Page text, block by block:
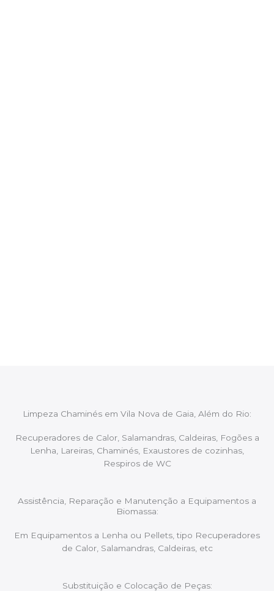
Limpeza Chaminés em Vila Nova de Gaia, Além do Rio:
Recuperadores de Calor, Salamandras, Caldeiras, Fogões a
Lenha, Lareiras, Chaminés, Exaustores de cozinhas,
Respiros de WC
Assistência, Reparação e Manutenção a Equipamentos a
Biomassa:
Em Equipamentos a Lenha ou Pellets, tipo Recuperadores
de Calor, Salamandras, Caldeiras, etc
Substituição e Colocação de Peças: